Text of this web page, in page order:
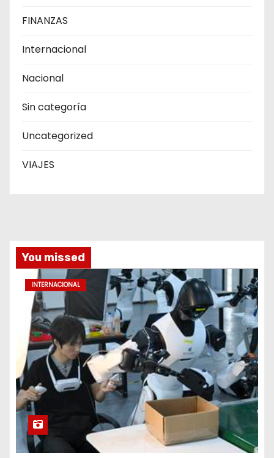
FINANZAS
Internacional
Nacional
Sin categoría
Uncategorized
VIAJES
You missed
INTERNACIONAL